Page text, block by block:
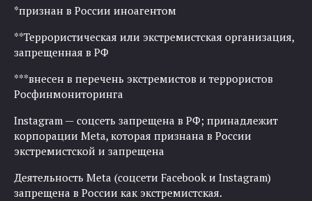
*признан в России иноагентом
**Террористическая или экстремистская организация,
запрещенная в РФ
***внесен в перечень экстремистов и террористов
Росфинмониторинга
Instagram — соцсеть запрещена в РФ; принадлежит
корпорации Meta, которая признана в России
экстремистской и запрещена
Деятельность Meta (соцсети Facebook и Instagram)
запрещена в России как экстремистская.